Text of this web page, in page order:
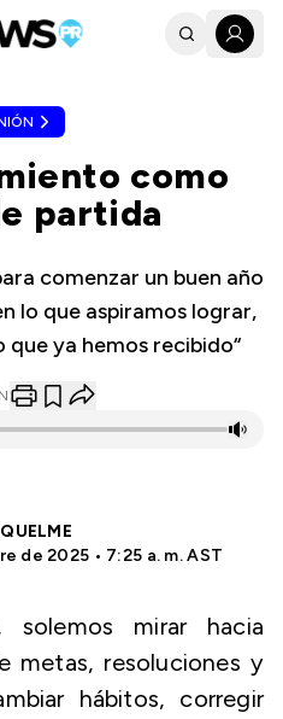
como
partida
comenzar un buen año
lo que aspiramos lograr,
ya hemos recibido“
de 2025 • 7:25 a. m. AST
mirar hacia
metas, resoluciones y
hábitos, corregir